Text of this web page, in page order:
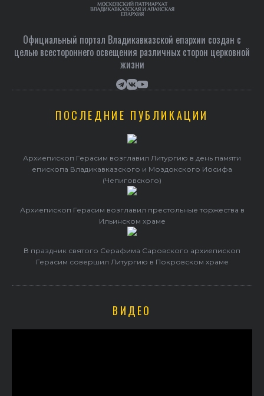
Официальный портал Владикавказской епархии создан c
целью всестороннего освещения различных сторон церковной
жизни
ПОСЛЕДНИЕ ПУБЛИКАЦИИ
Архиепископ Герасим возглавил Литургию в день памяти
епископа Владикавказского и Моздокского Иосифа
(Чепиговского)
Архиепископ Герасим возглавил престольные торжества в
Ильинском храме
В праздник святого Серафима Саровского архиепископ
Герасим совершил Литургию в Покровском храме
ВИДЕО